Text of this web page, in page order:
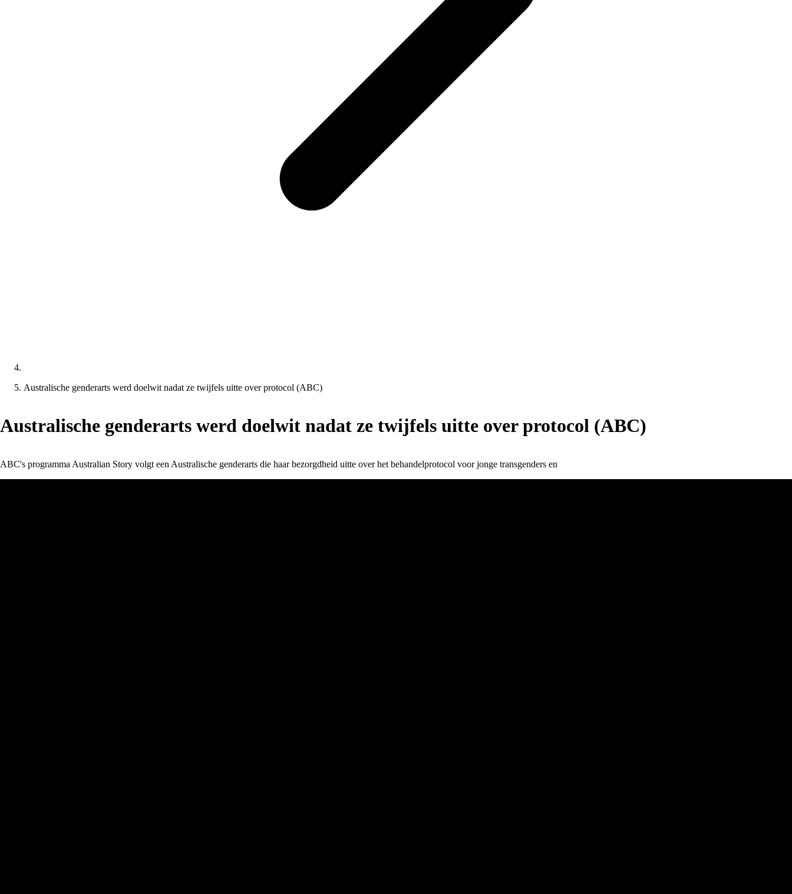
Australische genderarts werd doelwit nadat ze twijfels uitte over protocol (ABC)
Australische genderarts werd doelwit nadat ze twijfels uitte over protocol (ABC)
ABC's programma Australian Story volgt een Australische genderarts die haar bezorgdheid uitte over het behandelprotocol voor jonge transgenders en